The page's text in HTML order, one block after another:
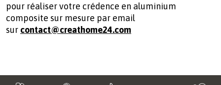
pour réaliser votre crédence en aluminium
composite sur mesure par email
sur contact@creathome24.com